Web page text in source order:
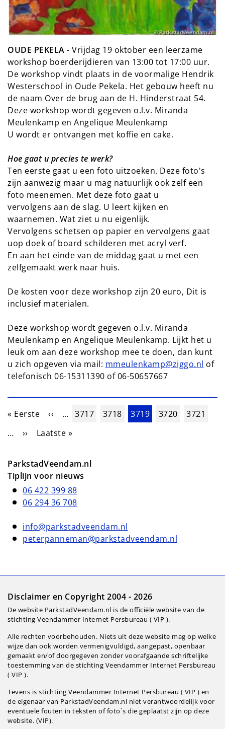
OUDE PEKELA - Vrijdag 19 oktober een leerzame
workshop boerderijdieren van 13:00 tot 17:00 uur.
De workshop vindt plaats in de voormalige Hendrik
Westerschool in Oude Pekela. Het gebouw heeft nu
de naam Over de brug aan de H. Hinderstraat 54.
Deze workshop wordt gegeven o.l.v. Miranda
Meulenkamp en Angelique Meulenkamp
U wordt er ontvangen met koffie en cake.
Hoe gaat u precies te werk?
Ten eerste gaat u een foto uitzoeken. Deze foto's
zijn aanwezig maar u mag natuurlijk ook zelf een
foto meenemen. Met deze foto gaat u
vervolgens aan de slag. U leert kijken en
waarnemen. Wat ziet u nu eigenlijk.
Vervolgens schetsen op papier en vervolgens gaat
uop doek of board schilderen met acryl verf.
En aan het einde van de middag gaat u met een
zelfgemaakt werk naar huis.
De kosten voor deze workshop zijn 20 euro, Dit is
inclusief materialen.
Deze workshop wordt gegeven o.l.v. Miranda
Meulenkamp en Angelique Meulenkamp. Lijkt het u
leuk om aan deze workshop mee te doen, dan kunt
u zich opgeven via mail: mmeulenkamp@ziggo.nl of
telefonisch 06-15311390 of 06-50657667
Paginering
Eerste pagina
« Eerste Vorige pagina
‹‹ … Pagina
3717 Pagina
3718 Huidige pagina
3719 Pagina
3720 Pagina
3721
…
Volgende pagina
›› Laatste pagina
Laatste »
ParkstadVeendam.nl
Tiplijn voor nieuws
06 422 399 88
06 294 36 708
info@parkstadveendam.nl
peterpanneman@parkstadveendam.nl
Disclaimer en Copyright 2004 - 2026
De website ParkstadVeendam.nl is de officiële website van de
stichting Veendammer Internet Persbureau ( VIP ).
Alle rechten voorbehouden. Niets uit deze website mag op welke
wijze dan ook worden vermenigvuldigd, aangepast, openbaar
gemaakt en/of doorgegeven zonder voorafgaande schriftelijke
toestemming van de stichting Veendammer Internet Persbureau
( VIP ).
Tevens is stichting Veendammer Internet Persbureau ( VIP ) en
de eigenaar van ParkstadVeendam.nl niet verantwoordelijk voor
eventuele fouten in teksten of foto`s die geplaatst zijn op deze
website. (VIP).